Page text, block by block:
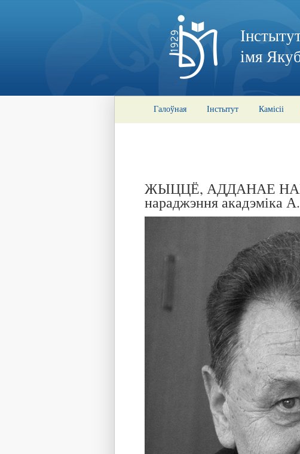
імя
Галоўная Інстытут Камісіі
ЖЫЦЦЁ, АДДАНАЕ
нараджэння акадэміка